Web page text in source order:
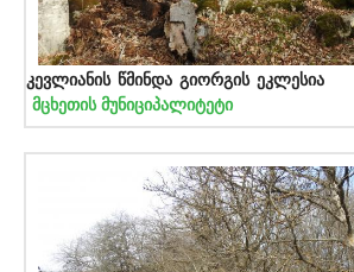
კევლიანის წმინდა გიორგის ეკლესია
მცხეთის მუნიციპალიტეტი